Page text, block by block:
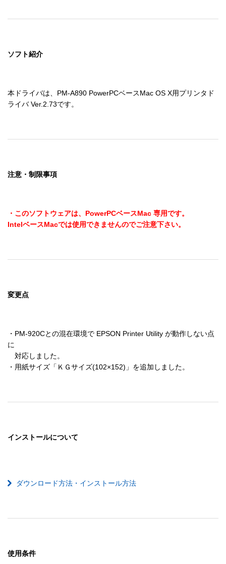
ソフト紹介
本ドライバは、PM-A890 PowerPCベースMac OS X用プリンタド
ライバ Ver.2.73です。
注意・制限事項
・このソフトウェアは、PowerPCベースMac 専用です。
IntelベースMacでは使用できませんのでご注意下さい。
変更点
・PM-920Cとの混在環境で EPSON Printer Utility が動作しない点
に
対応しました。
・用紙サイズ「ＫＧサイズ(102×152)」を追加しました。
インストールについて
ダウンロード方法・インストール方法
使用条件